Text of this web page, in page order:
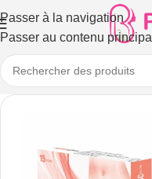
Passer à la navigation
Passer au contenu principal